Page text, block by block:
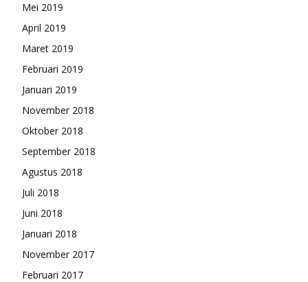
Mei 2019
April 2019
Maret 2019
Februari 2019
Januari 2019
November 2018
Oktober 2018
September 2018
Agustus 2018
Juli 2018
Juni 2018
Januari 2018
November 2017
Februari 2017